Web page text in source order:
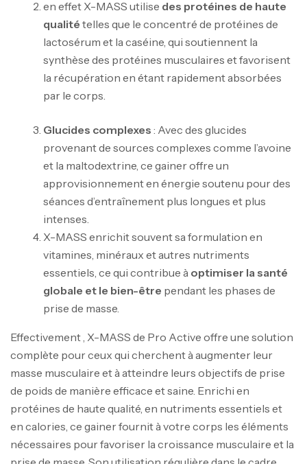
en effet X-MASS utilise des protéines de haute
qualité telles que le concentré de protéines de
lactosérum et la caséine, qui soutiennent la
synthèse des protéines musculaires et favorisent
la récupération en étant rapidement absorbées
par le corps.
Glucides complexes : Avec des glucides
provenant de sources complexes comme l’avoine
et la maltodextrine, ce gainer offre un
approvisionnement en énergie soutenu pour des
séances d’entraînement plus longues et plus
intenses.
X-MASS enrichit souvent sa formulation en
vitamines, minéraux et autres nutriments
essentiels, ce qui contribue à optimiser la santé
globale et le bien-être pendant les phases de
prise de masse.
Effectivement , X-MASS de Pro Active offre une solution
complète pour ceux qui cherchent à augmenter leur
masse musculaire et à atteindre leurs objectifs de prise
de poids de manière efficace et saine. Enrichi en
protéines de haute qualité, en nutriments essentiels et
en calories, ce gainer fournit à votre corps les éléments
nécessaires pour favoriser la croissance musculaire et la
Mega Creatine CREAPURE – 306 Gr –